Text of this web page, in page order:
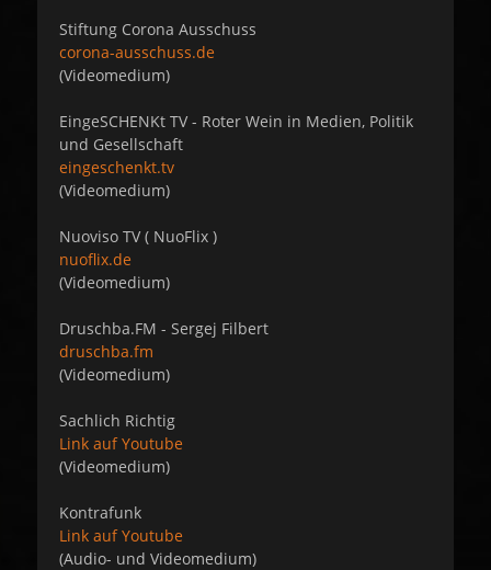
Stiftung Corona Ausschuss
corona-ausschuss.de
(Videomedium)
EingeSCHENKt TV - Roter Wein in Medien, Politik
und Gesellschaft
eingeschenkt.tv
(Videomedium)
Nuoviso TV ( NuoFlix )
nuoflix.de
(Videomedium)
Druschba.FM - Sergej Filbert
druschba.fm
(Videomedium)
Sachlich Richtig
Link auf Youtube
(Videomedium)
Kontrafunk
Link auf Youtube
(Audio- und Videomedium)